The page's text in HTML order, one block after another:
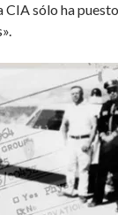
CIA sólo ha